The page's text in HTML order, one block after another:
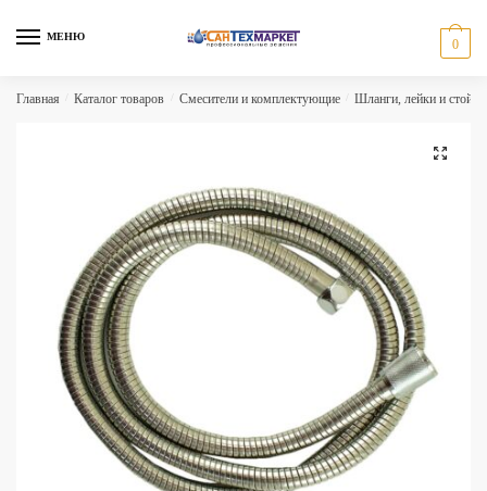
МЕНЮ
0
Главная Каталог товаров Смесители и комплектующие Шланги, лейки и
🔍